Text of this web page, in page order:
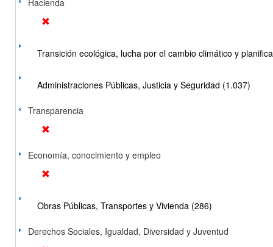
Hacienda
Transición ecológica, lucha por el cambio climático y
Administraciones Públicas, Justicia y Seguridad (1.037)
Transparencia
Economía, conocimiento y empleo
Obras Públicas, Transportes y Vivienda (286)
Derechos Sociales, Igualdad, Diversidad y Juventud